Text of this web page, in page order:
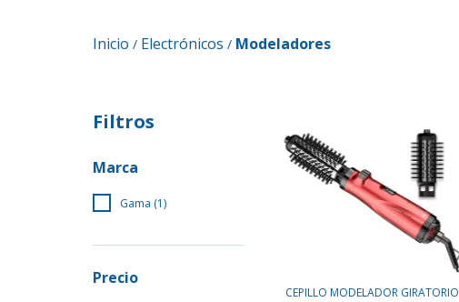
Inicio / Electrónicos / Modeladores
Filtros
Marca
Gama (1)
Precio
CEPILLO MODELADOR GIRATORIO